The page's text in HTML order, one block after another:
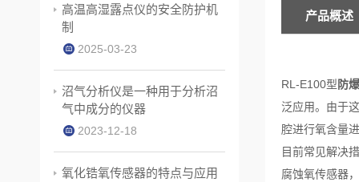
产品概述
RL-E100型防
泛应用。由于
腔进行氧含量
目前常见解决
腐蚀氧传感器
高温高湿露点仪的安全防护机
制
2025-03-23
沼气分析仪是一种用于分析沼
气中成分的仪器
2023-12-18
氧化锆氧传感器的特点与应用